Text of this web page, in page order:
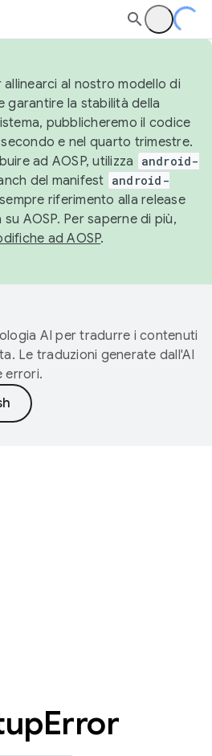
al nostro modello di
garantire la stabilità della
pubblicheremo il codice
e nel quarto trimestre.
ad AOSP, utilizza
android-
del manifest android-
riferimento alla release
AOSP. Per saperne di più,
ad AOSP.
AI per tradurre i contenuti
Le traduzioni generate dall'AI
errori.
Error